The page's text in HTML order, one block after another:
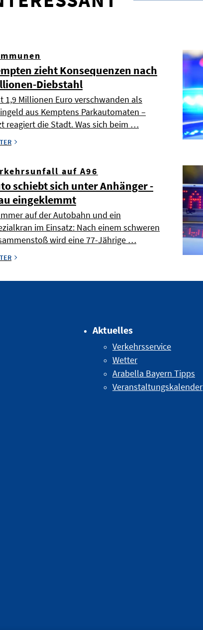
zieht Konsequenzen nach
Diebstahl
1,9 Millionen Euro verschwanden als
aus Kemptens Parkautomaten –
reagiert die Stadt. Was sich beim …
auf A96
schiebt sich unter Anhänger -
eingeklemmt
auf der Autobahn und ein
im Einsatz: Nach einem schweren
wird eine 77-Jährige …
Aktuelles
Verkehrsservice
Wetter
Arabella Bayern Tipps
Veranstaltungskalender